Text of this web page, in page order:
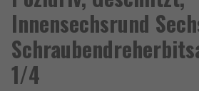
Innensechsrund
1/4